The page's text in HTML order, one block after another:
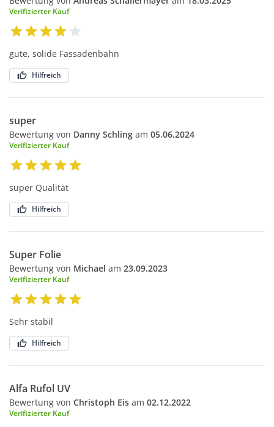
Verifizierter Kauf
gute, solide Fassadenbahn
Hilfreich
super
Bewertung von Danny Schling am 05.06.2024
Verifizierter Kauf
super Qualität
Hilfreich
Super Folie
Bewertung von Michael am 23.09.2023
Verifizierter Kauf
Sehr stabil
Hilfreich
Alfa Rufol UV
Bewertung von Christoph Eis am 02.12.2022
Verifizierter Kauf